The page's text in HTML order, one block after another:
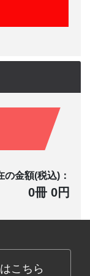
の金額(税込)：
0冊 0円
こちら